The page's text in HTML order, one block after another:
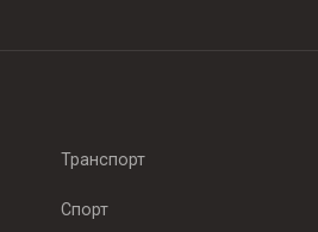
Транспорт
Спорт